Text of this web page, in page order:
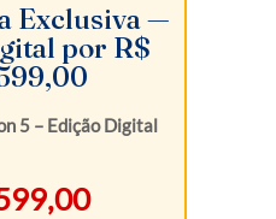
Exclusiva —
por R$
5 – Edição Digital